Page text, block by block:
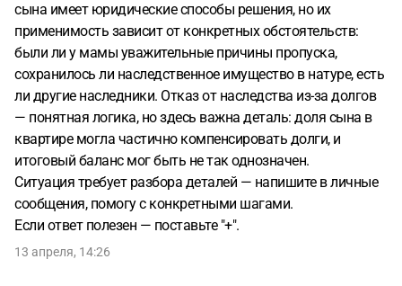
сына имеет юридические способы решения, но их
применимость зависит от конкретных обстоятельств:
были ли у мамы уважительные причины пропуска,
сохранилось ли наследственное имущество в натуре, есть
ли другие наследники. Отказ от наследства из-за долгов
— понятная логика, но здесь важна деталь: доля сына в
квартире могла частично компенсировать долги, и
итоговый баланс мог быть не так однозначен.
Ситуация требует разбора деталей — напишите в личные
сообщения, помогу с конкретными шагами.
Если ответ полезен — поставьте "+".
13 апреля, 14:26